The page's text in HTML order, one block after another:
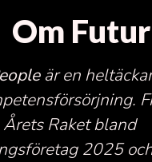
Om
är en
Raket bland
2025